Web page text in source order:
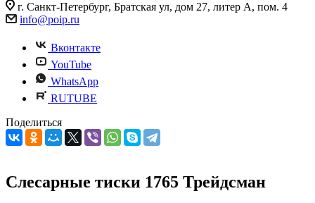
г. Санкт-Петербург, Братская ул, дом 27, литер А, пом. 4
info@poip.ru
Вконтакте
YouTube
WhatsApp
RUTUBE
Поделиться
Слесарные тиски 1765 Трейдсман